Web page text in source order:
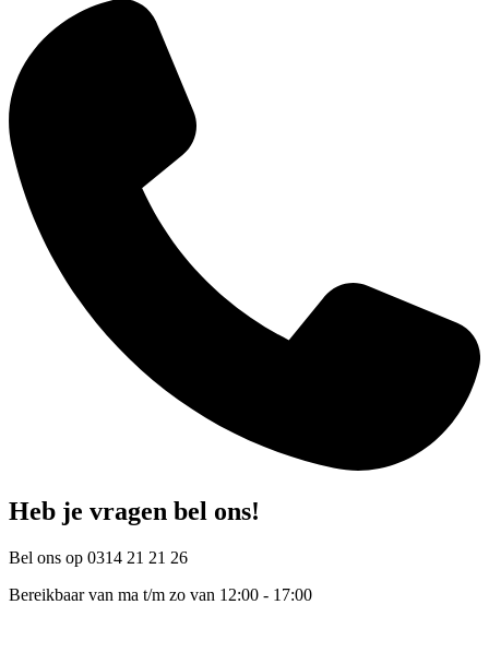
Heb je vragen bel ons!
Bel ons op 0314 21 21 26
Bereikbaar van ma t/m zo van 12:00 - 17:00